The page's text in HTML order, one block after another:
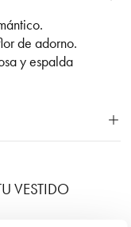
de adorno.
y espalda
VESTIDO